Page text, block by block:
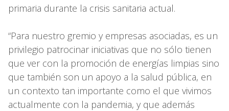
primaria durante la crisis sanitaria actual.
“Para nuestro gremio y empresas asociadas, es un
privilegio patrocinar iniciativas que no sólo tienen
que ver con la promoción de energías limpias sino
que también son un apoyo a la salud pública, en
un contexto tan importante como el que vivimos
actualmente con la pandemia, y que además